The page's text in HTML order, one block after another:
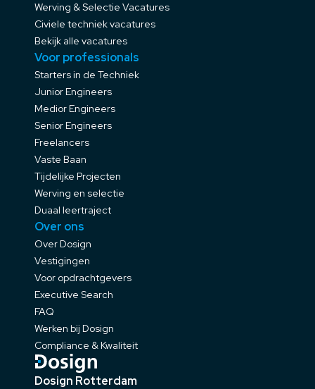
Werving & Selectie Vacatures
Civiele techniek vacatures
Bekijk alle vacatures
Voor professionals
Starters in de Techniek
Junior Engineers
Medior Engineers
Senior Engineers
Freelancers
Vaste Baan
Tijdelijke Projecten
Werving en selectie
Duaal leertraject
Over ons
Over Dosign
Vestigingen
Voor opdrachtgevers
Executive Search
FAQ
Werken bij Dosign
Compliance & Kwaliteit
Dosign Rotterdam